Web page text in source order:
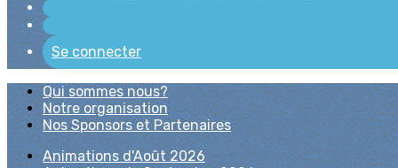
Se connecter
Qui sommes nous?
Notre organisation
Nos Sponsors et Partenaires
Animations d'Août 2026